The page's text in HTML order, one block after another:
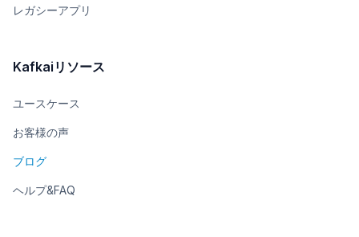
レガシーアプリ
Kafkaiリソース
ユースケース
お客様の声
ブログ
ヘルプ&FAQ